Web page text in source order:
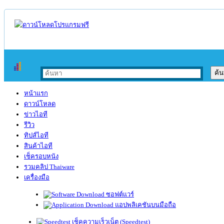
หน้าแรก
ดาวน์โหลด
ข่าวไอที
รีวิว
ทิปส์ไอที
สินค้าไอที
เช็ครอบหนัง
รวมคลิป Thaiware
เครื่องมือ
ซอฟต์แวร์
แอปพลิเคชันบนมือถือ
เช็คความเร็วเน็ต (Speedtest)